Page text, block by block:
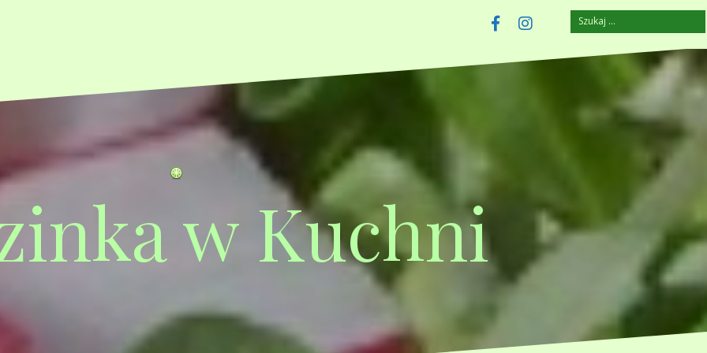
Instagram
szczuplejemy.pl
Szukaj:
w Kuchni